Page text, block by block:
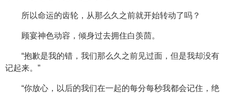
所以命运的齿轮，从那么久之前就开始转动了吗？
顾宴神色动容，倾身过去拥住白羡茴。
“抱歉是我的错，我们那么久之前见过面，但是我却没有
记起来。”
“你放心，以后的我们在一起的每分每秒我都会记住，绝